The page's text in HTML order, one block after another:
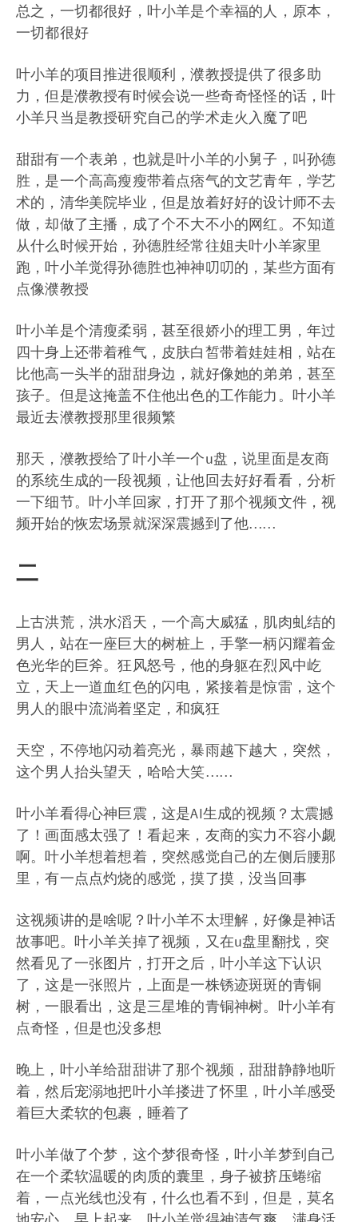
总之，一切都很好，叶小羊是个幸福的人，原本，
一切都很好
叶小羊的项目推进很顺利，濮教授提供了很多助
力，但是濮教授有时候会说一些奇奇怪怪的话，叶
小羊只当是教授研究自己的学术走火入魔了吧
甜甜有一个表弟，也就是叶小羊的小舅子，叫孙德
胜，是一个高高瘦瘦带着点痞气的文艺青年，学艺
术的，清华美院毕业，但是放着好好的设计师不去
做，却做了主播，成了个不大不小的网红。不知道
从什么时候开始，孙德胜经常往姐夫叶小羊家里
跑，叶小羊觉得孙德胜也神神叨叨的，某些方面有
点像濮教授
叶小羊是个清瘦柔弱，甚至很娇小的理工男，年过
四十身上还带着稚气，皮肤白皙带着娃娃相，站在
比他高一头半的甜甜身边，就好像她的弟弟，甚至
孩子。但是这掩盖不住他出色的工作能力。叶小羊
最近去濮教授那里很频繁
那天，濮教授给了叶小羊一个u盘，说里面是友商
的系统生成的一段视频，让他回去好好看看，分析
一下细节。叶小羊回家，打开了那个视频文件，视
频开始的恢宏场景就深深震撼到了他……
二
上古洪荒，洪水滔天，一个高大威猛，肌肉虬结的
男人，站在一座巨大的树桩上，手擎一柄闪耀着金
色光华的巨斧。狂风怒号，他的身躯在烈风中屹
立，天上一道血红色的闪电，紧接着是惊雷，这个
男人的眼中流淌着坚定，和疯狂
天空，不停地闪动着亮光，暴雨越下越大，突然，
这个男人抬头望天，哈哈大笑……
叶小羊看得心神巨震，这是AI生成的视频？太震撼
了！画面感太强了！看起来，友商的实力不容小觑
啊。叶小羊想着想着，突然感觉自己的左侧后腰那
里，有一点点灼烧的感觉，摸了摸，没当回事
这视频讲的是啥呢？叶小羊不太理解，好像是神话
故事吧。叶小羊关掉了视频，又在u盘里翻找，突
然看见了一张图片，打开之后，叶小羊这下认识
了，这是一张照片，上面是一株锈迹斑斑的青铜
树，一眼看出，这是三星堆的青铜神树。叶小羊有
点奇怪，但是也没多想
晚上，叶小羊给甜甜讲了那个视频，甜甜静静地听
着，然后宠溺地把叶小羊搂进了怀里，叶小羊感受
着巨大柔软的包裹，睡着了
叶小羊做了个梦，这个梦很奇怪，叶小羊梦到自己
在一个柔软温暖的肉质的囊里，身子被挤压蜷缩
着，一点光线也没有，什么也看不到，但是，莫名